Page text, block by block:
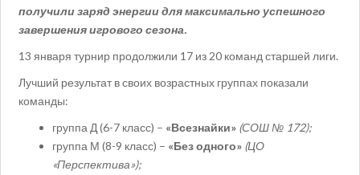
получили заряд энергии для максимально успешного
завершения игрового сезона.
13 января турнир продолжили 17 из 20 команд старшей лиги.
Лучший результат в своих возрастных группах показали
команды:
группа Д (6-7 класс) – «Всезнайки» (СОШ № 172);
группа М (8-9 класс) – «Без одного» (ЦО
«Перспектива»);